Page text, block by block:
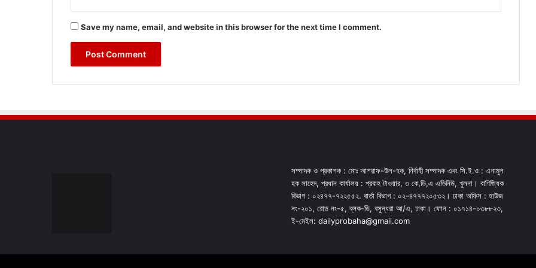
Save my name, email, and website in this browser for the next time I comment.
সম্পাদক ও প্রকাশক : মোঃ আশরাফ-উল-হক, নির্বাহী সম্পাদক এবং সি.ই.ও : এনামুল
হক সাহেদ, প্রধান কার্যালয় : প্রবাহ টাওয়ার, ৩ কে,ডি,এ এভিনিউ, খুলনা। বাণিজ্যিক
বিভাগ : ০২৪৭৭-৭২২৫৫২. বার্তা বিভাগ : ০২-৪৭৭৭২০৫৩২। ঢাকা অফিস : হাউজ
নং-২০১, রোড নং-৫, ব্লক-ডি, বসুন্ধরা আ/এ, ঢাকা। ফোন : ০১৭১৪-০৩৮৮২৩,
ই-মেইল: dailyprobaha@gmail.com